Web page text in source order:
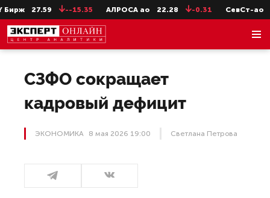
27.59 --15.35 АЛРОСА ао 22.28 -0.31 СевСт-ао 647.2
СЗФО сокращает
кадровый дефицит
ЭКОНОМИКА 8 мая 2026 19:00 Светлана Петрова